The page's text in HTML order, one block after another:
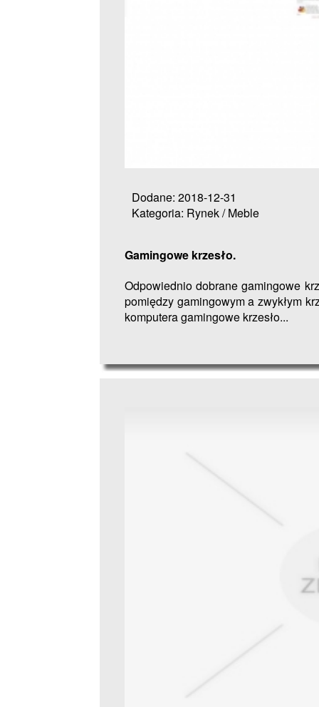
Dodane: 2018-12-31
Kategoria: Rynek / Meble
Gamingowe krzesło.
Odpowiednio dobrane gamingowe
pomiędzy gamingowym a zwykłym
komputera gamingowe krzesło...